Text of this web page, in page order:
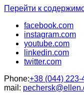
Перейти к
facebook.com
instagram.com
youtube.com
linkedin.com
twitter.com
Phone:+38 (044) 223-
mail: